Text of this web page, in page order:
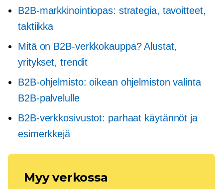
B2B-markkinointiopas: strategia, tavoitteet,
taktiikka
Mitä on B2B-verkkokauppa? Alustat,
yritykset, trendit
B2B-ohjelmisto: oikean ohjelmiston valinta
B2B-palvelulle
B2B-verkkosivustot: parhaat käytännöt ja
esimerkkejä
Myy verkossa